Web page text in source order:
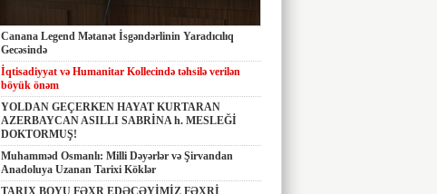
Canana Legend Mətanət İsgəndərlinin Yaradıcılıq
Gecəsində
İqtisadiyyat və Humanitar Kollecində təhsilə verilən
böyük önəm
YOLDAN GEÇERKEN HAYAT KURTARAN
AZERBAYCAN ASILLI SABRİNA h. MESLEĞİ
DOKTORMUŞ!
Muhamməd Osmanlı: Milli Dəyərlər və Şirvandan
Anadoluya Uzanan Tarixi Köklər
TARIX BOYU FƏXR EDƏCƏYİMİZ FƏXRİ